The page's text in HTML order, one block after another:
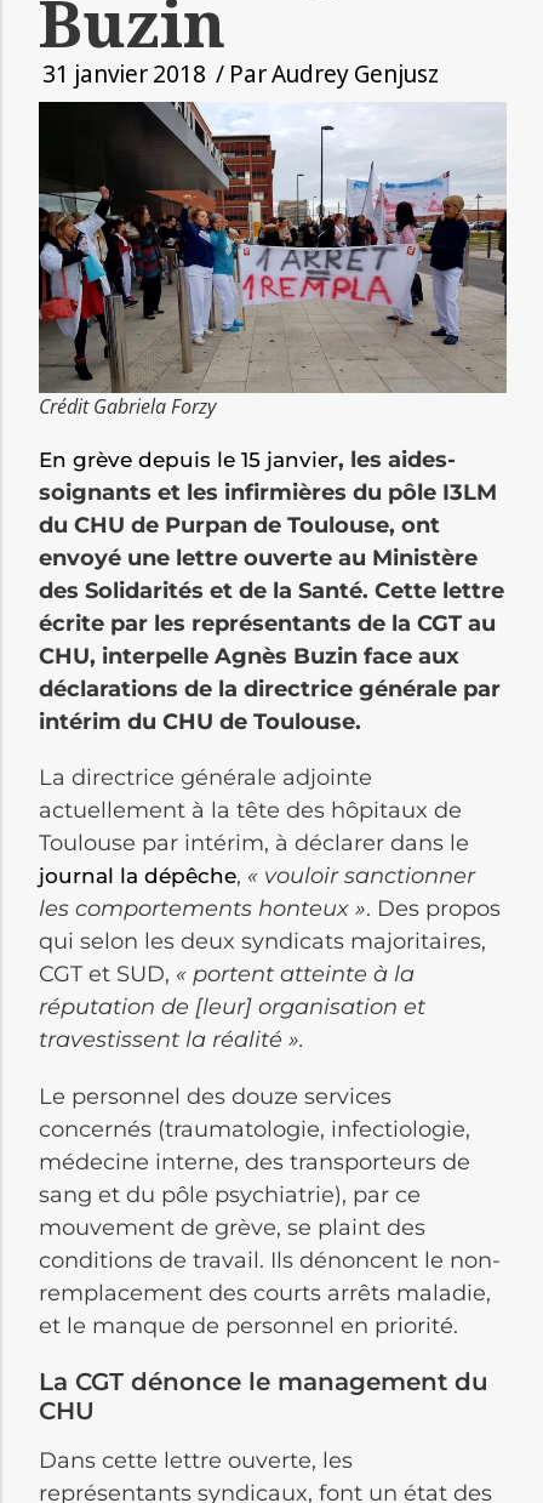
Buzin
31 janvier 2018 / ParAudrey Genjusz
Crédit Gabriela Forzy
En grève depuis le 15 janvier, les aides-
soignants et les infirmières du pôle I3LM
du CHU de Purpan de Toulouse, ont
envoyé une lettre ouverte au Ministère
des Solidarités et de la Santé. Cette lettre
écrite par les représentants de la CGT au
CHU, interpelle Agnès Buzin face aux
déclarations de la directrice générale par
intérim du CHU de Toulouse.
La directrice générale adjointe
actuellement à la tête des hôpitaux de
Toulouse par intérim, à déclarer dans le
journal la dépêche, « vouloir sanctionner
les comportements honteux ». Des propos
qui selon les deux syndicats majoritaires,
CGT et SUD, « portent atteinte à la
réputation de [leur] organisation et
travestissent la réalité ».
Le personnel des douze services
concernés (traumatologie, infectiologie,
médecine interne, des transporteurs de
sang et du pôle psychiatrie), par ce
mouvement de grève, se plaint des
conditions de travail. Ils dénoncent le non-
remplacement des courts arrêts maladie,
et le manque de personnel en priorité.
La CGT dénonce le management du
CHU
Dans cette lettre ouverte, les
représentants syndicaux, font un état des